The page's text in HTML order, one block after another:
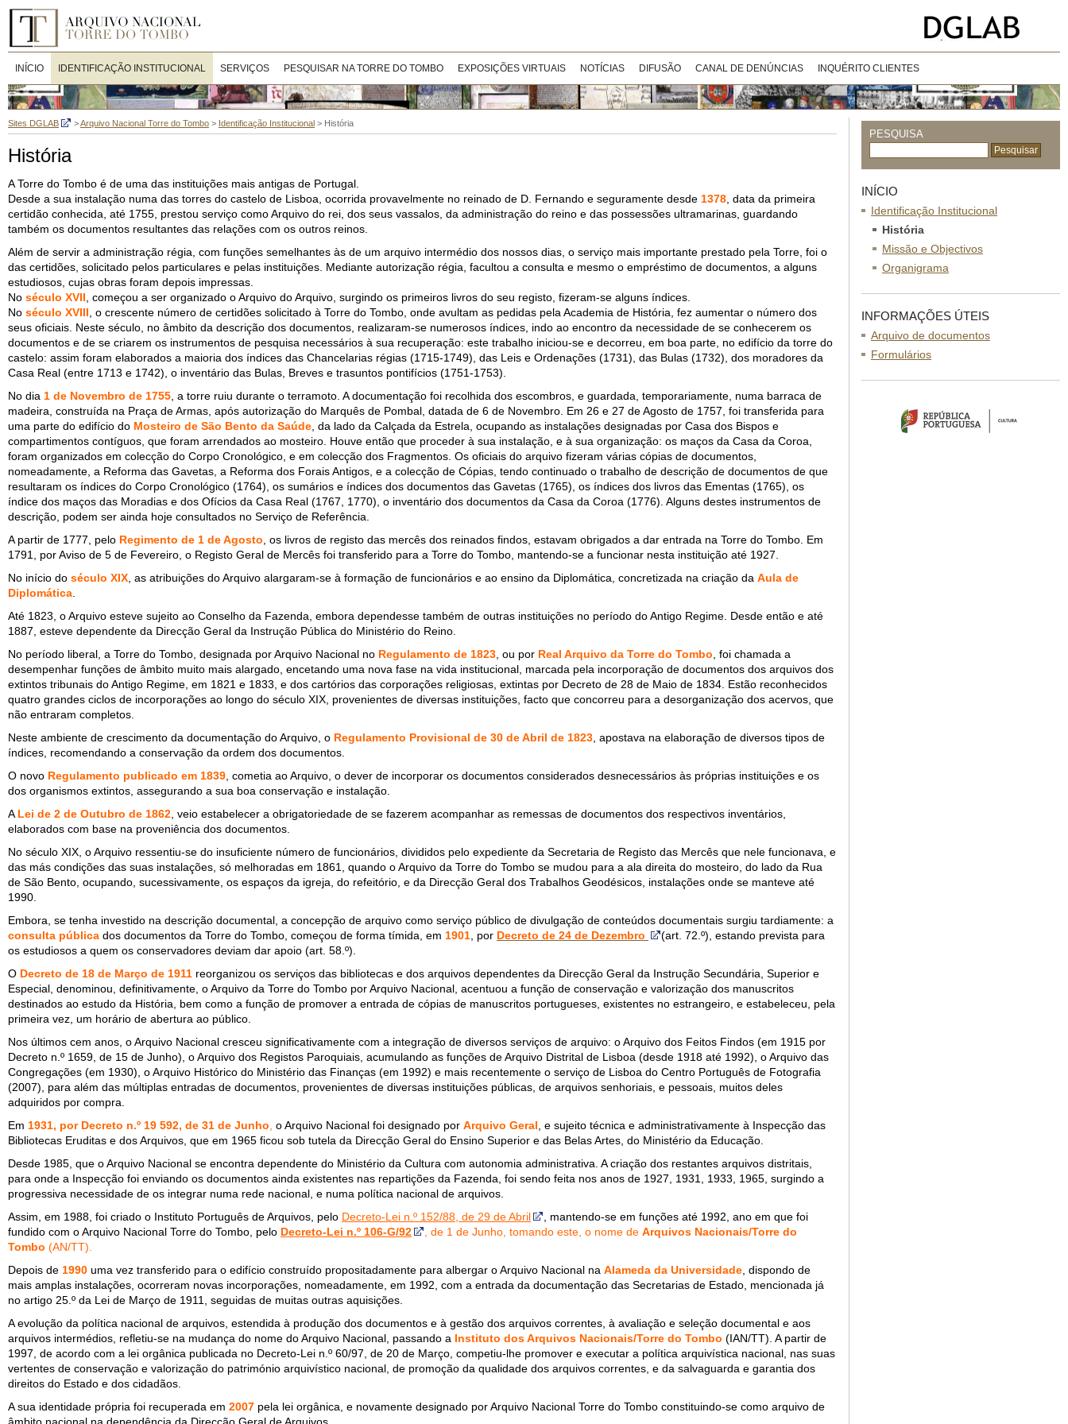
INÍCIO IDENTIFICAÇÃO INSTITUCIONAL SERVIÇOS PESQUISAR NA TORRE DO TOMBO EXPOSIÇÕES VIRTUAIS NOTÍCIAS DIFUSÃO CANAL DE DENÚNCIAS INQUÉRITO CLIENTES
Sites DGLAB >Arquivo Nacional Torre do Tombo > Identificação Institucional > História
História
A Torre do Tombo é de uma das instituições mais antigas de Portugal.
Desde a sua instalação numa das torres do castelo de Lisboa, ocorrida provavelmente no reinado de D. Fernando e seguramente desde 1378 , data da primeira
certidão conhecida, até 1755, prestou serviço como Arquivo do rei, dos seus vassalos, da administração do reino e das possessões ultramarinas, guardando
também os documentos resultantes das relações com os outros reinos.
Além de servir a administração régia, com funções semelhantes às de um arquivo intermédio dos nossos dias, o serviço mais importante prestado pela Torre, foi o
das certidões, solicitado pelos particulares e pelas instituições. Mediante autorização régia, facultou a consulta e mesmo o empréstimo de documentos, a alguns
estudiosos, cujas obras foram depois impressas.
No século XVII , começou a ser organizado o Arquivo do Arquivo, surgindo os primeiros livros do seu registo, fizeram-se alguns índices.
No século XVIII , o crescente número de certidões solicitado à Torre do Tombo, onde avultam as pedidas pela Academia de História, fez aumentar o número dos
seus oficiais. Neste século, no âmbito da descrição dos documentos, realizaram-se numerosos índices, indo ao encontro da necessidade de se conhecerem os
documentos e de se criarem os instrumentos de pesquisa necessários à sua recuperação: este trabalho iniciou-se e decorreu, em boa parte, no edifício da torre do
castelo: assim foram elaborados a maioria dos índices das Chancelarias régias (1715-1749), das Leis e Ordenações (1731), das Bulas (1732), dos moradores da
Casa Real (entre 1713 e 1742), o inventário das Bulas, Breves e trasuntos pontifícios (1751-1753).
No dia 1 de Novembro de 1755 , a torre ruiu durante o terramoto. A documentação foi recolhida dos escombros, e guardada, temporariamente, numa barraca de
madeira, construída na Praça de Armas, após autorização do Marquês de Pombal, datada de 6 de Novembro. Em 26 e 27 de Agosto de 1757, foi transferida para
uma parte do edifício do Mosteiro de São Bento da Saúde , da lado da Calçada da Estrela, ocupando as instalações designadas por Casa dos Bispos e
compartimentos contíguos, que foram arrendados ao mosteiro. Houve então que proceder à sua instalação, e à sua organização: os maços da Casa da Coroa,
foram organizados em colecção do Corpo Cronológico, e em colecção dos Fragmentos. Os oficiais do arquivo fizeram várias cópias de documentos,
nomeadamente, a Reforma das Gavetas, a Reforma dos Forais Antigos, e a colecção de Cópias, tendo continuado o trabalho de descrição de documentos de que
resultaram os índices do Corpo Cronológico (1764), os sumários e índices dos documentos das Gavetas (1765), os índices dos livros das Ementas (1765), os
índice dos maços das Moradias e dos Ofícios da Casa Real (1767, 1770), o inventário dos documentos da Casa da Coroa (1776). Alguns destes instrumentos de
descrição, podem ser ainda hoje consultados no Serviço de Referência.
A partir de 1777, pelo Regimento de 1 de Agosto , os livros de registo das mercês dos reinados findos, estavam obrigados a dar entrada na Torre do Tombo. Em
1791, por Aviso de 5 de Fevereiro, o Registo Geral de Mercês foi transferido para a Torre do Tombo, mantendo-se a funcionar nesta instituição até 1927.
No início do século XIX , as atribuições do Arquivo alargaram-se à formação de funcionários e ao ensino da Diplomática, concretizada na criação da Aula de
Diplomática
Até 1823, o Arquivo esteve sujeito ao Conselho da Fazenda, embora dependesse também de outras instituições no período do Antigo Regime. Desde então e até
1887, esteve dependente da Direcção Geral da Instrução Pública do Ministério do Reino.
No período liberal, a Torre do Tombo, designada por Arquivo Nacional no Regulamento de 1823 , ou por Real Arquivo da Torre do Tombo , foi chamada a
desempenhar funções de âmbito muito mais alargado, encetando uma nova fase na vida institucional, marcada pela incorporação de documentos dos arquivos dos
extintos tribunais do Antigo Regime, em 1821 e 1833, e dos cartórios das corporações religiosas, extintas por Decreto de 28 de Maio de 1834. Estão reconhecidos
quatro grandes ciclos de incorporações ao longo do século XIX, provenientes de diversas instituições, facto que concorreu para a desorganização dos acervos, que
não entraram completos.
Neste ambiente de crescimento da documentação do Arquivo, o Regulamento Provisional de 30 de Abril de 1823 , apostava na elaboração de diversos tipos de
índices, recomendando a conservação da ordem dos documentos.
O novo Regulamento publicado em 1839 , cometia ao Arquivo, o dever de incorporar os documentos considerados desnecessários às próprias instituições e os
dos organismos extintos, assegurando a sua boa conservação e instalação.
A Lei de 2 de Outubro de 1862 , veio estabelecer a obrigatoriedade de se fazerem acompanhar as remessas de documentos dos respectivos inventários,
elaborados com base na proveniência dos documentos.
No século XIX, o Arquivo ressentiu-se do insuficiente número de funcionários, divididos pelo expediente da Secretaria de Registo das Mercês que nele funcionava, e
das más condições das suas instalações, só melhoradas em 1861, quando o Arquivo da Torre do Tombo se mudou para a ala direita do mosteiro, do lado da Rua
de São Bento, ocupando, sucessivamente, os espaços da igreja, do refeitório, e da Direcção Geral dos Trabalhos Geodésicos, instalações onde se manteve até
1990.
Embora, se tenha investido na descrição documental, a concepção de arquivo como serviço público de divulgação de conteúdos documentais surgiu tardiamente: a
consulta pública dos documentos da Torre do Tombo, começou de forma tímida, em 1901 , por Decreto de 24 de Dezembro
(art. 72.º), estando prevista para
os estudiosos a quem os conservadores deviam dar apoio (art. 58.º).
O Decreto de 18 de Março de 1911 reorganizou os serviços das bibliotecas e dos arquivos dependentes da Direcção Geral da Instrução Secundária, Superior e
Especial, denominou, definitivamente, o Arquivo da Torre do Tombo por Arquivo Nacional, acentuou a função de conservação e valorização dos manuscritos
destinados ao estudo da História, bem como a função de promover a entrada de cópias de manuscritos portugueses, existentes no estrangeiro, e estabeleceu, pela
primeira vez, um horário de abertura ao público.
Nos últimos cem anos, o Arquivo Nacional cresceu significativamente com a integração de diversos serviços de arquivo: o Arquivo dos Feitos Findos (em 1915 por
Decreto n.º 1659, de 15 de Junho), o Arquivo dos Registos Paroquiais, acumulando as funções de Arquivo Distrital de Lisboa (desde 1918 até 1992), o Arquivo das
Congregações (em 1930), o Arquivo Histórico do Ministério das Finanças (em 1992) e mais recentemente o serviço de Lisboa do Centro Português de Fotografia
(2007), para além das múltiplas entradas de documentos, provenientes de diversas instituições públicas, de arquivos senhoriais, e pessoais, muitos deles
adquiridos por compra.
Em 1931, por Decreto n.º 19 592, de 31 de Junho o Arquivo Nacional foi designado por Arquivo Geral , e sujeito técnica e administrativamente à Inspecção das
Bibliotecas Eruditas e dos Arquivos, que em 1965 ficou sob tutela da Direcção Geral do Ensino Superior e das Belas Artes, do Ministério da Educação.
Desde 1985, que o Arquivo Nacional se encontra dependente do Ministério da Cultura com autonomia administrativa. A criação dos restantes arquivos distritais,
para onde a Inspecção foi enviando os documentos ainda existentes nas repartições da Fazenda, foi sendo feita nos anos de 1927, 1931, 1933, 1965, surgindo a
progressiva necessidade de os integrar numa rede nacional, e numa política nacional de arquivos.
Assim, em 1988, foi criado o Instituto Português de Arquivos, pelo Decreto-Lei n.º 152/88, de 29 de Abril
, mantendo-se em funções até 1992, ano em que foi
fundido com o Arquivo Nacional Torre do Tombo, pelo Decreto-Lei n.º 106-G/92 , de 1 de Junho, tomando este, o nome de Arquivos Nacionais/Torre do
Tombo (AN/TT).
Depois de 1990 uma vez transferido para o edifício construído propositadamente para albergar o Arquivo Nacional na Alameda da Universidade , dispondo de
mais amplas instalações, ocorreram novas incorporações, nomeadamente, em 1992, com a entrada da documentação das Secretarias de Estado, mencionada já
no artigo 25.º da Lei de Março de 1911, seguidas de muitas outras aquisições.
A evolução da política nacional de arquivos, estendida à produção dos documentos e à gestão dos arquivos correntes, à avaliação e seleção documental e aos
arquivos intermédios, refletiu-se na mudança do nome do Arquivo Nacional, passando a Instituto dos Arquivos Nacionais/Torre do Tombo (IAN/TT). A partir de
1997, de acordo com a lei orgânica publicada no Decreto-Lei n.º 60/97, de 20 de Março, competiu-lhe promover e executar a política arquivística nacional, nas suas
vertentes de conservação e valorização do património arquivístico nacional, de promoção da qualidade dos arquivos correntes, e da salvaguarda e garantia dos
direitos do Estado e dos cidadãos.
A sua identidade própria foi recuperada em 2007 pela lei orgânica, e novamente designado por Arquivo Nacional Torre do Tombo constituindo-se como arquivo de
PESQUISA
INÍCIO
Identificação Institucional
História
Missão e Objectivos
Organigrama
INFORMAÇÕES ÚTEIS
Arquivo de documentos
Formulários